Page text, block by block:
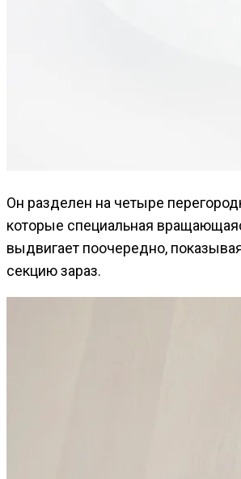
Он разделен на четыре
которые специальная
выдвигает поочередно,
секцию зараз.